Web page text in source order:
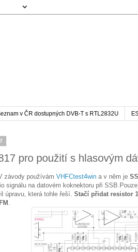
v ČR dostupných DVB-T s RTL2832U
pro použití s hlasovým
závody používám VHFCtest4win a v něm je
signálu na datovém koknektoru při
úpravu, která tohle řeší. Stačí přidat resistor
.